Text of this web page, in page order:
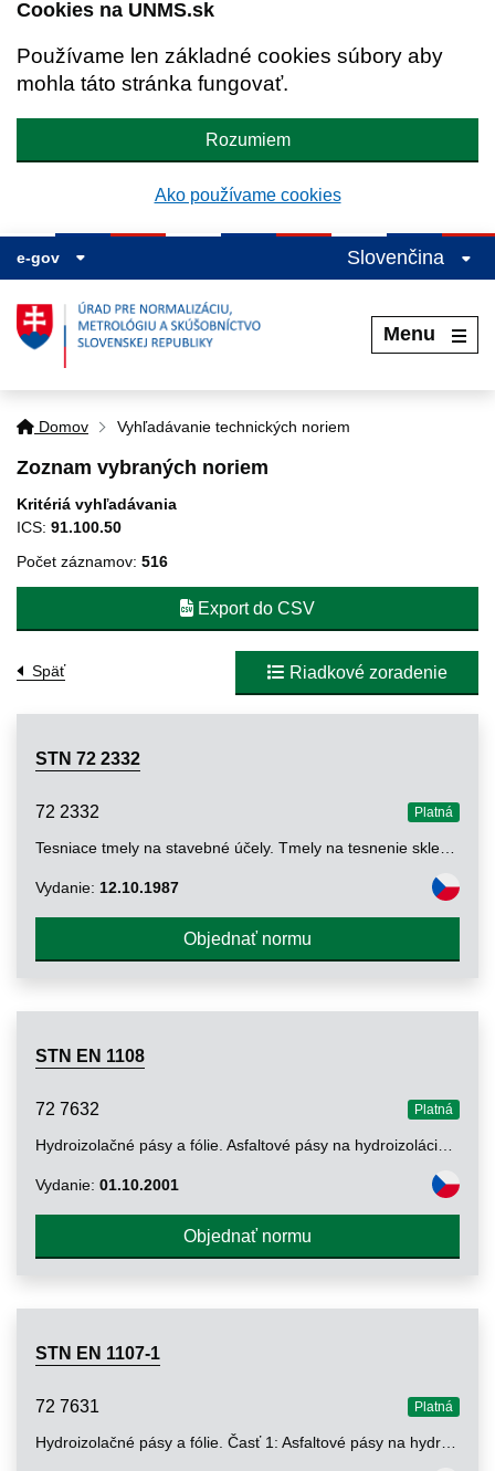
Cookies na UNMS.sk
Používame len základné cookies súbory aby
mohla táto stránka fungovať.
Rozumiem
Ako používame cookies
e-gov Slovenčina
Menu
Domov Vyhľadávanie technických noriem
Zoznam vybraných noriem
Kritériá vyhľadávania
ICS: 91.100.50
Počet záznamov: 516
Export do CSV
Späť Riadkové zoradenie
STN 72 2332
72 2332 Platná
Vydanie: 12.10.1987
Objednať normu
STN EN 1108
72 7632 Platná
Vydanie: 01.10.2001
Objednať normu
STN EN 1107-1
72 7631 Platná